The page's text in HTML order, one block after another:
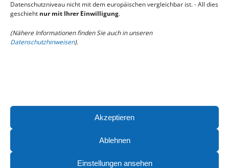
Datenschutzniveau nicht mit dem europäischen vergleichbar ist. - All dies
geschieht nur mit Ihrer Einwilligung.
(Nähere Informationen finden Sie auch in unseren
Datenschutzhinweisen).
Akzeptieren
Ablehnen
Einstellungen ansehen
Kistlerhofstraße 70 | Gebäude 88 | 81379
München
Datenschutzerklärung
Cookie-Richtlinie (EU)
Cookie-Einstellungen ändern